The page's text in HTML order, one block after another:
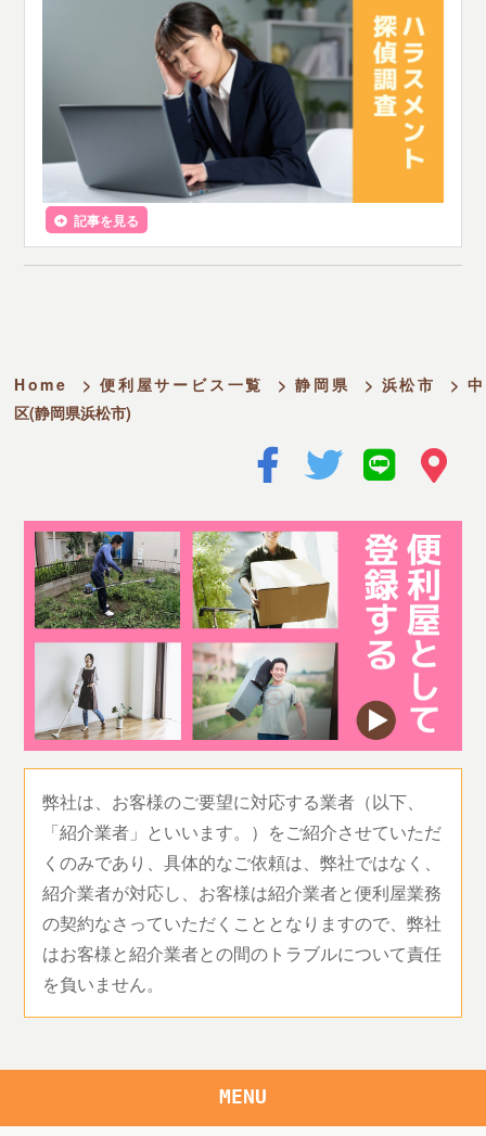
記事を見る
Home > 便利屋サービス一覧 > 静岡県 > 浜松市 > 中
区(静岡県浜松市)
弊社は、お客様のご要望に対応する業者（以下、
「紹介業者」といいます。）をご紹介させていただ
くのみであり、具体的なご依頼は、弊社ではなく、
紹介業者が対応し、お客様は紹介業者と便利屋業務
の契約なさっていただくこととなりますので、弊社
はお客様と紹介業者との間のトラブルについて責任
を負いません。
MENU